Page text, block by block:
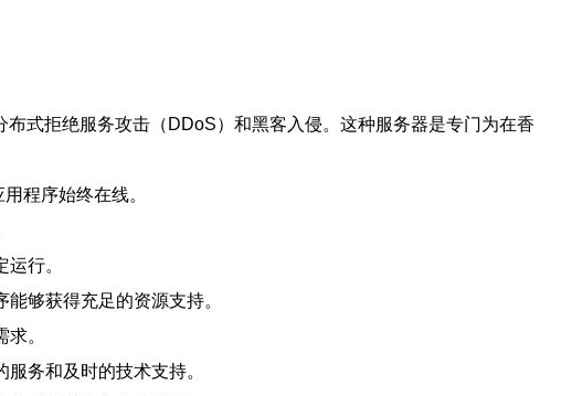
式拒绝服务攻击（DDoS）和黑客入侵。这种服务器是专门为在香
程序始终在线。
行。
够获得充足的资源支持。
。
务和及时的技术支持。